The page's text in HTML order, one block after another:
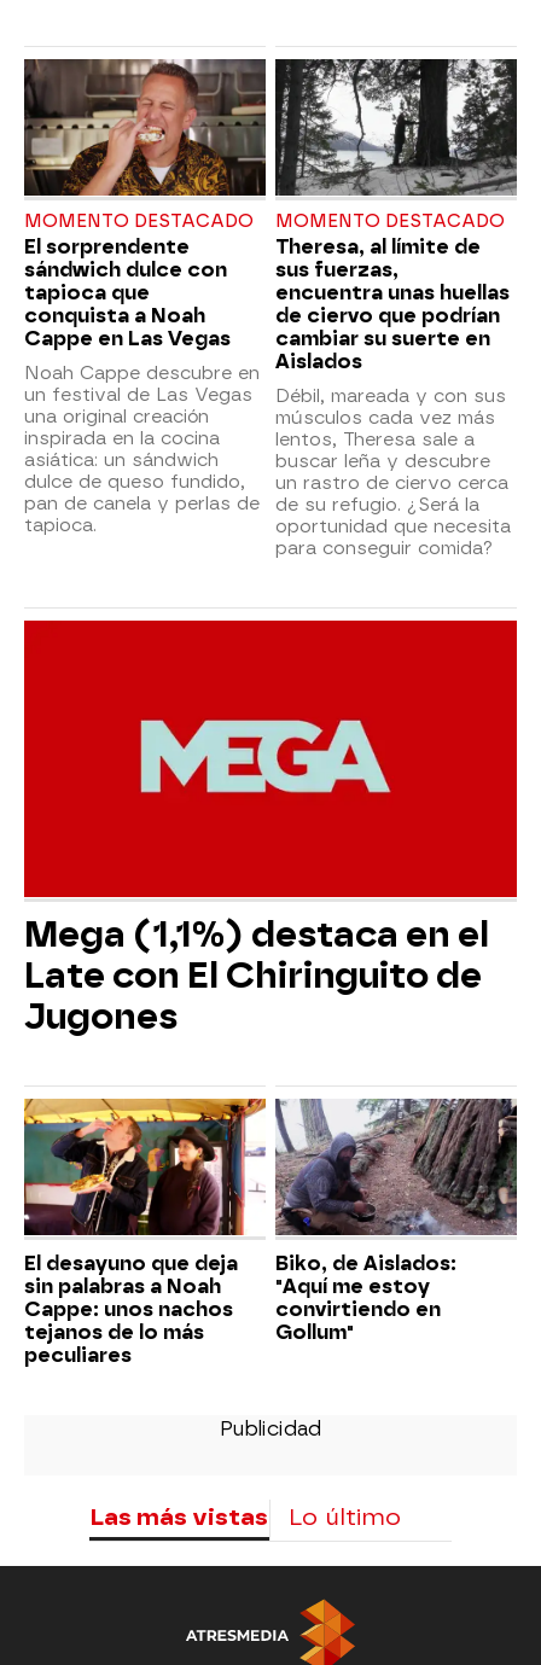
MOMENTO DESTACADO
El sorprendente
sándwich dulce con
tapioca que
conquista a Noah
Cappe en Las Vegas
Noah Cappe descubre en
un festival de Las Vegas
una original creación
inspirada en la cocina
asiática: un sándwich
dulce de queso fundido,
pan de canela y perlas de
tapioca.
MOMENTO DESTACADO
Theresa, al límite de
sus fuerzas,
encuentra unas huellas
de ciervo que podrían
cambiar su suerte en
Aislados
Débil, mareada y con sus
músculos cada vez más
lentos, Theresa sale a
buscar leña y descubre
un rastro de ciervo cerca
de su refugio. ¿Será la
oportunidad que necesita
para conseguir comida?
Mega (1,1%) destaca en el
Late con El Chiringuito de
Jugones
El desayuno que deja
sin palabras a Noah
Cappe: unos nachos
tejanos de lo más
peculiares
Biko, de Aislados:
"Aquí me estoy
convirtiendo en
Gollum"
Las más vistas Lo último